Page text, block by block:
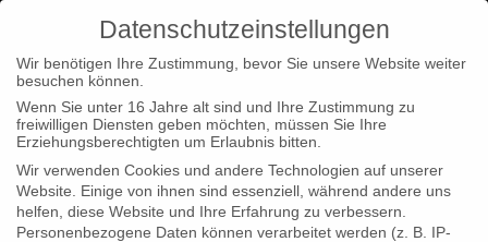
Home Startseite
Postproduktion und Sendetermin für „Im
Bann der Jahreszeiten“
Datenschutzeinstellungen
Wir benötigen Ihre Zustimmung, bevor Sie unsere Website weiter
besuchen können.
Wenn Sie unter 16 Jahre alt sind und Ihre Zustimmung zu
freiwilligen Diensten geben möchten, müssen Sie Ihre
Erziehungsberechtigten um Erlaubnis bitten.
Wir verwenden Cookies und andere Technologien auf unserer
Website. Einige von ihnen sind essenziell, während andere uns
helfen, diese Website und Ihre Erfahrung zu verbessern.
Personenbezogene Daten können verarbeitet werden (z. B. IP-